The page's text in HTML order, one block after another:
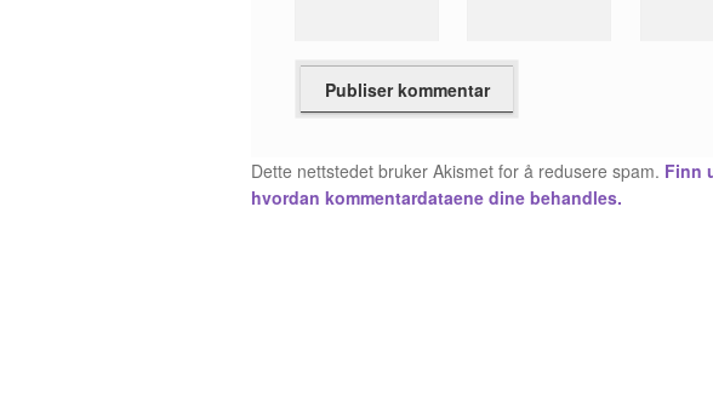
Dette nettstedet bruker Akismet for å redusere spam. Finn
hvordan kommentardataene dine behandles.